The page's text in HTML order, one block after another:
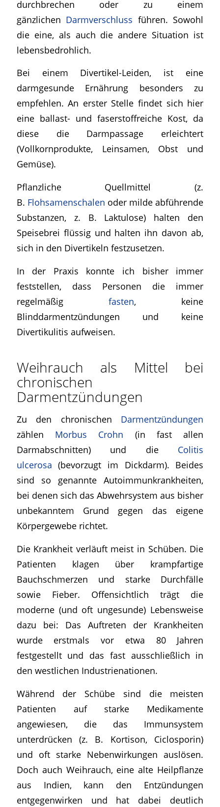
durchbrechen oder zu einem
gänzlichen Darmverschluss führen. Sowohl
die eine, als auch die andere Situation ist
lebensbedrohlich.
Bei einem Divertikel-Leiden, ist eine
darmgesunde Ernährung besonders zu
empfehlen. An erster Stelle findet sich hier
eine ballast- und faserstoffreiche Kost, da
diese die Darmpassage erleichtert
(Vollkornprodukte, Leinsamen, Obst und
Gemüse).
Pflanzliche Quellmittel (z.
B. Flohsamenschalen oder milde abführende
Substanzen, z. B. Laktulose) halten den
Speisebrei flüssig und halten ihn davon ab,
sich in den Divertikeln festzusetzen.
In der Praxis konnte ich bisher immer
feststellen, dass Personen die immer
regelmäßig fasten, keine
Blinddarmentzündungen und keine
Divertikulitis aufweisen.
Weihrauch als Mittel bei
chronischen
Darmentzündungen
Zu den chronischen Darmentzündungen
zählen Morbus Crohn (in fast allen
Darmabschnitten) und die Colitis
ulcerosa (bevorzugt im Dickdarm). Beides
sind so genannte Autoimmunkrankheiten,
bei denen sich das Abwehrsystem aus bisher
unbekanntem Grund gegen das eigene
Körpergewebe richtet.
Die Krankheit verläuft meist in Schüben. Die
Patienten klagen über krampfartige
Bauchschmerzen und starke Durchfälle
sowie Fieber. Offensichtlich trägt die
moderne (und oft ungesunde) Lebensweise
dazu bei: Das Auftreten der Krankheiten
wurde erstmals vor etwa 80 Jahren
festgestellt und das fast ausschließlich in
den westlichen Industrienationen.
Während der Schübe sind die meisten
Patienten auf starke Medikamente
angewiesen, die das Immunsystem
unterdrücken (z. B. Kortison, Ciclosporin)
und oft starke Nebenwirkungen auslösen.
Doch auch Weihrauch, eine alte Heilpflanze
aus Indien, kann den Entzündungen
entgegenwirken und hat dabei deutlich